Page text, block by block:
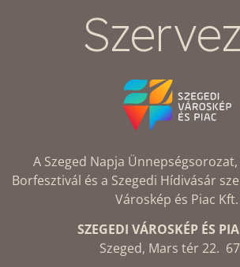
A Szeged Napja
Borfesztivál és a Szegedi Hídivásár
Városkép és Piac Kft.
SZEGEDI VÁROSKÉP ÉS
Szeged, Mars tér 22.